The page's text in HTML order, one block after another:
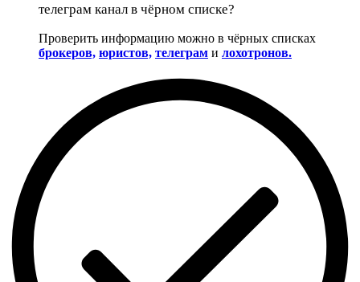
телеграм канал в чёрном списке?
Проверить информацию можно в чёрных списках
брокеров, юристов, телеграм и лохотронов.